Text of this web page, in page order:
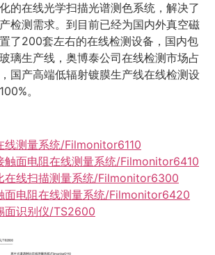
的在线光学扫描光谱测色系统，解决了
检测需求。到目前已经为国内外真空磁
了200套左右的在线检测设备，国内包
璃生产线，奥博泰公司在线检测市场占
国产高端低辐射镀膜生产线在线检测设
。
线测量系统/Filmonitor6110
触面电阻在线测量系统/Filmonitor6410
在线扫描测量系统/Filmonitor6300
面电阻在线测量系统/Filmonitor6420
面识别仪/TS2600